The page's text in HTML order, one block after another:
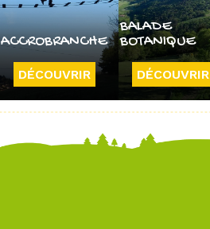
ACCROBRANCHE
DÉCOUVRIR
BALADE
BOTANIQUE
DÉCOUVRIR